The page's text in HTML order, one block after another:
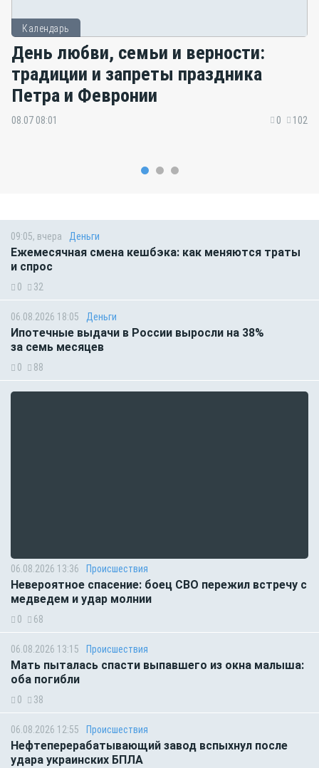
Календарь
День любви, семьи и верности:
традиции и запреты праздника
Петра и Февронии
08.07 08:01 0 102
09:05, вчера Деньги
Ежемесячная смена кешбэка: как меняются траты
и спрос
0 32
06.08.2026 18:05 Деньги
Ипотечные выдачи в России выросли на 38%
за семь месяцев
0 88
06.08.2026 13:36 Происшествия
Невероятное спасение: боец СВО пережил встречу с
медведем и удар молнии
0 68
06.08.2026 13:15 Происшествия
Мать пыталась спасти выпавшего из окна малыша:
оба погибли
0 38
06.08.2026 12:55 Происшествия
Нефтеперерабатывающий завод вспыхнул после
удара украинских БПЛА